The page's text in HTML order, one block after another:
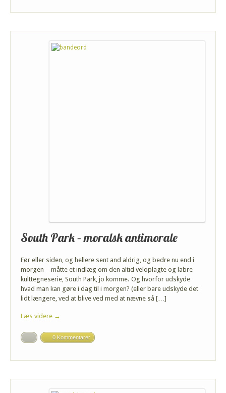
South Park – moralsk antimorale
Før eller siden, og hellere sent and aldrig, og bedre nu end i
morgen – måtte et indlæg om den altid veloplagte og labre
kulttegneserie, South Park, jo komme. Og hvorfor udskyde
hvad man kan gøre i dag til i morgen? (eller bare udskyde det
lidt længere, ved at blive ved med at nævne så […]
Læs videre →
0 Kommentarer